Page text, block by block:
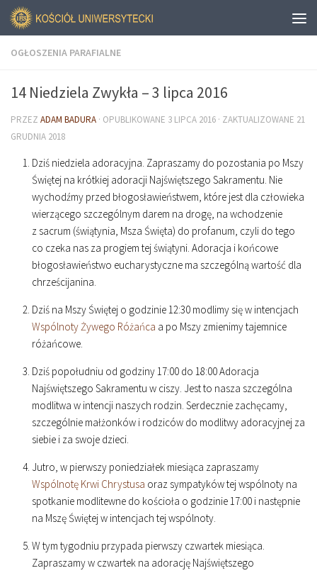
OGŁOSZENIA PARAFIALNE
14 Niedziela Zwykła – 3 lipca 2016
PRZEZ ADAM BADURA · OPUBLIKOWANE 3 LIPCA 2016 · ZAKTUALIZOWANE 21
GRUDNIA 2018
Dziś niedziela adoracyjna. Zapraszamy do pozostania po Mszy
Świętej na krótkiej adoracji Najświętszego Sakramentu. Nie
wychodźmy przed błogosławieństwem, które jest dla człowieka
wierzącego szczególnym darem na drogę, na wchodzenie
z sacrum (świątynia, Msza Święta) do profanum, czyli do tego
co czeka nas za progiem tej świątyni. Adoracja i końcowe
błogosławieństwo eucharystyczne ma szczególną wartość dla
chrześcijanina.
Dziś na Mszy Świętej o godzinie12:30 modlimy się w intencjach
Wspólnoty Żywego Różańca a po Mszy zmienimy tajemnice
różańcowe.
Dziś popołudniu od godziny17:00 do 18:00Adoracja
Najświętszego Sakramentu w ciszy. Jest to nasza szczególna
modlitwa w intencji naszych rodzin. Serdecznie zachęcamy,
szczególnie małżonków i rodziców do modlitwy adoracyjnej za
siebie i za swoje dzieci.
Jutro, w pierwszy poniedziałek miesiąca zapraszamy
Wspólnotę Krwi Chrystusa oraz sympatyków tej wspólnoty na
spotkanie modlitewne do kościoła o godzinie17:00 i następnie
na Mszę Świętej w intencjach tej wspólnoty.
W tym tygodniu przypada pierwszy czwartek miesiąca.
Zapraszamy w czwartek na adorację Najświętszego